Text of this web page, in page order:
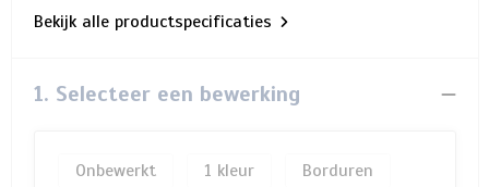
Bekijk alle productspecificaties
1. Selecteer een bewerking
Onbewerkt 1
Borduren